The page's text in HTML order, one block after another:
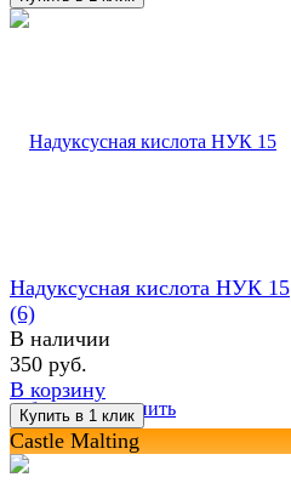
избранное сравнить
Надуксусная кислота НУК 15
(6)
В наличии
350 руб.
В корзину
Castle Malting